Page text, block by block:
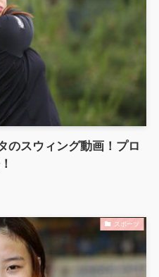
のスウィング動画！プロ
スポーツ